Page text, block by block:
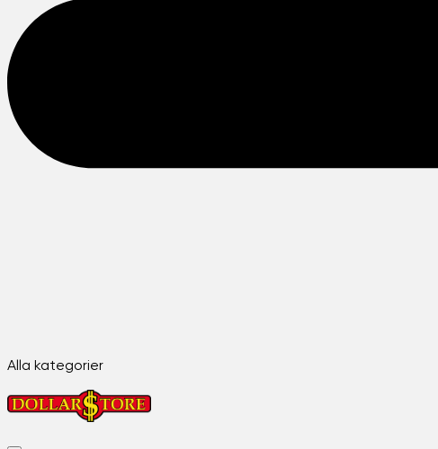
Alla kategorier